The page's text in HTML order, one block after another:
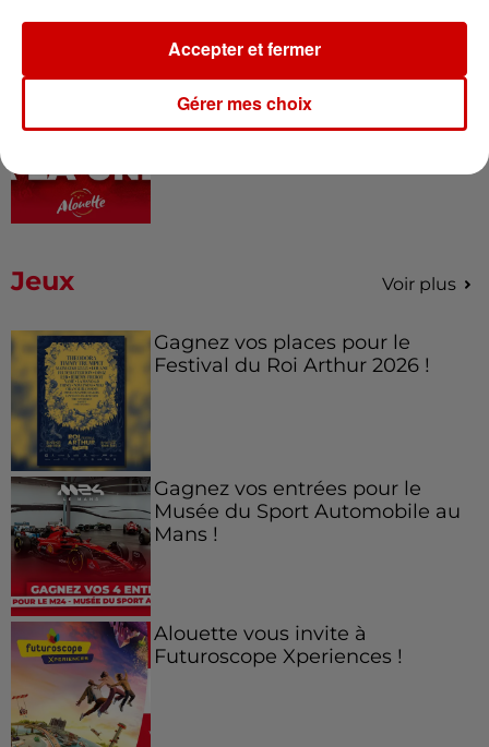
6 août 2026
À LA UNE : affaire Manon
Jeux Voir plus
Gagnez vos places pour le
Festival du Roi Arthur 2026 !
Gagnez vos entrées pour le
Musée du Sport Automobile au
Mans !
Alouette vous invite à
Futuroscope Xperiences !
Gérer mes choix
Accepter et fermer